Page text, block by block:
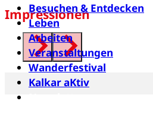
Besuchen & Entdecken
Leben
Arbeiten
Veranstaltungen
Wanderfestival
Kalkar aKtiv
Impressionen